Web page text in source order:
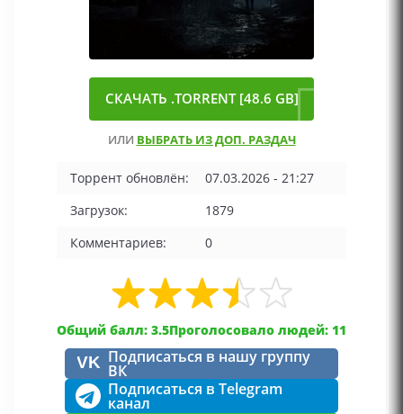
СКАЧАТЬ .TORRENT [48.6 GB]
ИЛИ ВЫБРАТЬ ИЗ ДОП. РАЗДАЧ
Торрент обновлён:
07.03.2026 - 21:27
Загрузок:
1879
Комментариев:
0
Общий балл: 3.5Проголосовало людей: 11
VK Подписаться в нашу группу
ВК
Подписаться в Telegram
канал